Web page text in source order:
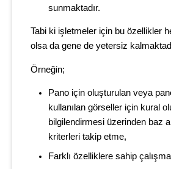
sunmaktadır.
Tabi ki işletmeler için bu özellikler
olsa da gene de yetersiz
Örneğin;
Pano için oluşturulan veya
kullanılan görseller için kural
bilgilendirmesi üzerinden baz
kriterleri takip etme,
Farklı özelliklere sahip